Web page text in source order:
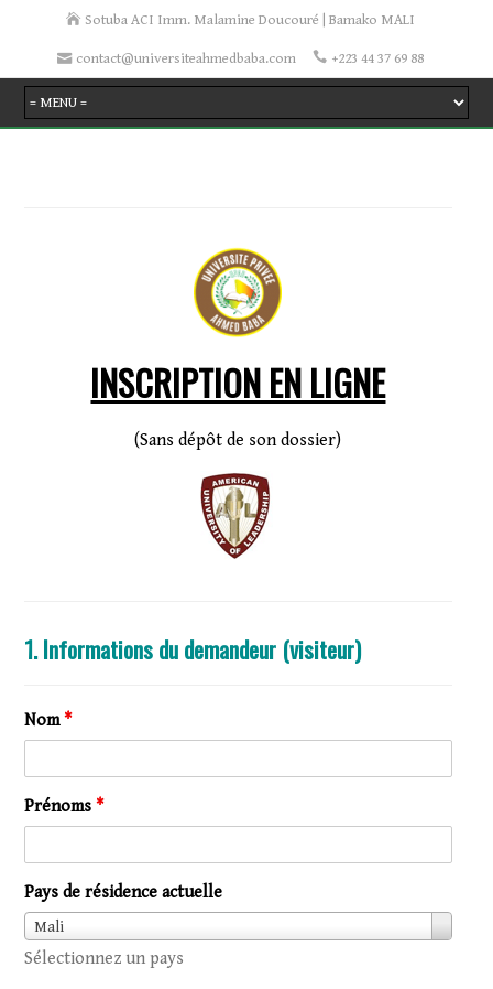
Sotuba ACI Imm. Malamine Doucouré | Bamako MALI
contact@universiteahmedbaba.com +223 44 37 69 88
INSCRIPTION EN LIGNE
(Sans dépôt de son dossier)
1. Informations du demandeur (visiteur)
Nom*
Prénoms*
Pays de résidence actuelle
Mali
Pays
de
résidence
Sélectionnez un pays